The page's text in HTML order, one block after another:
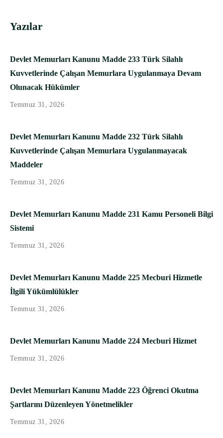
Yazılar
Devlet Memurları Kanunu Madde 233 Türk Silahlı
Kuvvetlerinde Çalışan Memurlara Uygulanmaya Devam
Olunacak Hükümler
Temmuz 31, 2026
Devlet Memurları Kanunu Madde 232 Türk Silahlı
Kuvvetlerinde Çalışan Memurlara Uygulanmayacak
Maddeler
Temmuz 31, 2026
Devlet Memurları Kanunu Madde 231 Kamu Personeli Bilgi
Sistemi
Temmuz 31, 2026
Devlet Memurları Kanunu Madde 225 Mecburi Hizmetle
İlgili Yükümlülükler
Temmuz 31, 2026
Devlet Memurları Kanunu Madde 224 Mecburi Hizmet
Temmuz 31, 2026
Devlet Memurları Kanunu Madde 223 Öğrenci Okutma
Şartlarını Düzenleyen Yönetmelikler
Temmuz 31, 2026